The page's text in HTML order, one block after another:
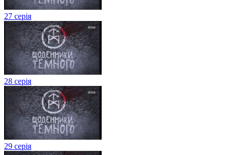
27 серія
28 серія
29 серія